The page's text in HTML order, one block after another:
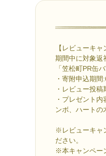
【レビューキャ
期間中に対象返
「笠松町PR缶
・寄附申込期
・レビュー投
・プレゼント
ンボ、ハートの
※レビューキャ
ださい。
※本キャンペー